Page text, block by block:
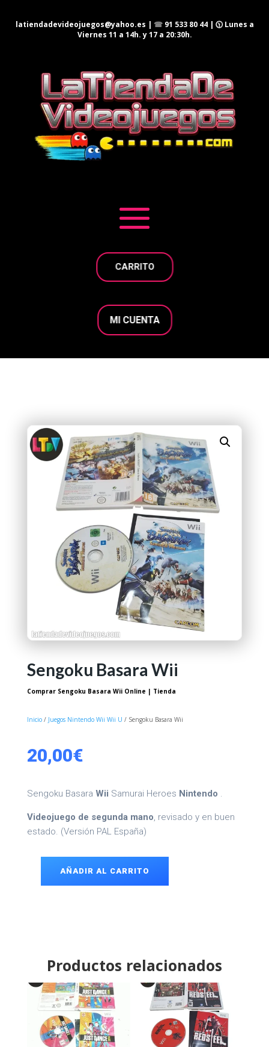
latiendadevideojuegos@yahoo.es | ☎ 91 533 80 44| 🕦 Lunes a
Viernes 11 a 14h. y 17 a 20:30h.
CARRITO
MI CUENTA
Sengoku Basara Wii
Comprar Sengoku Basara Wii Online | Tienda
Inicio/ Juegos Nintendo Wii Wii U / Sengoku Basara Wii
20,00€
Sengoku Basara Wii Samurai Heroes Nintendo .
Videojuego de segunda mano, revisado y en buen
estado. (Versión PAL España)
Basara
AÑADIR AL CARRITO
Productos relacionados